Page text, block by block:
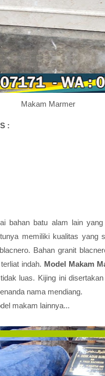
Makam Marmer
:
bahan batu alam lain
memiliki kualitas yang
Bahan granit
indah. Model Makam
luas. Kijing ini
nama mendiang.
makam lainnya...